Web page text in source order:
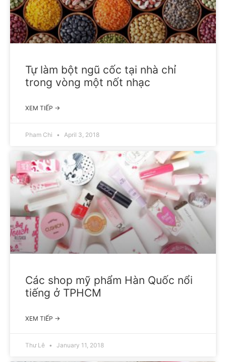
Tự làm bột ngũ cốc tại nhà chỉ
trong vòng một nốt nhạc
XEM TIẾP →
Pham Chi April 3, 2018
Các shop mỹ phẩm Hàn Quốc nổi
tiếng ở TPHCM
XEM TIẾP →
Thư Lê January 11, 2018